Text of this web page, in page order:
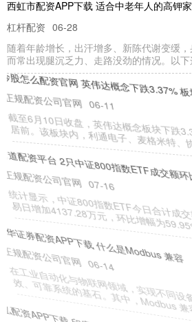
西虹市配资APP下载 适合中老年人的高钾
杠杆配资 06-28
随着年龄增长，出汗增多、新陈代谢变缓
而常出现腿沉乏力、走路没劲的情况。以
炒股怎么配资官网 英伟达概念下跌3.37%
正规配资公司官网
06-11
截至6月10日收盘，英伟达概念板块下跌
居前。该板块内，利通电子、麦格米特、
有道配资平台 2只中证800指数ETF成交额
正规配资公司官网
07-16
统计显示，中证800指数ETF今日合计成交
易日增加4137.28万元，环比增幅为
联华证券配资APP下载 什么是Modbus 兼容
正规配资公司官网
06-14
在工业自动化与物联网领域，实现不同设
效、可靠系统的基石。其中，Modbus 兼